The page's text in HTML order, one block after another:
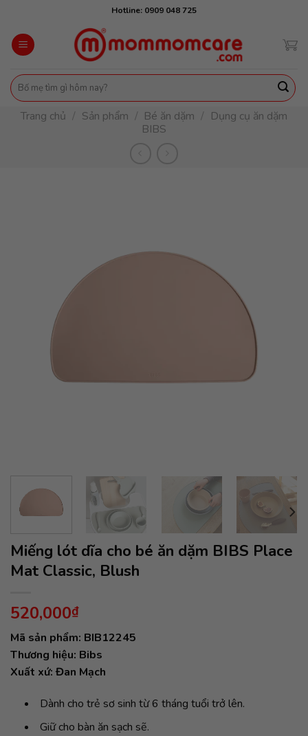
content
Hotline: 0909 048 725
Tìm
kiếm:
Trang chủ / Sản phẩm / Bé ăn dặm / Dụng cụ ăn dặm
BIBS
Miếng lót dĩa cho bé ăn dặm BIBS Place
Mat Classic, Blush
520,000₫
Mã sản phẩm: BIB12245
Thương hiệu: Bibs
Xuất xứ: Đan Mạch
Dành cho trẻ sơ sinh từ 6 tháng tuổi trở lên.
Giữ cho bàn ăn sạch sẽ.